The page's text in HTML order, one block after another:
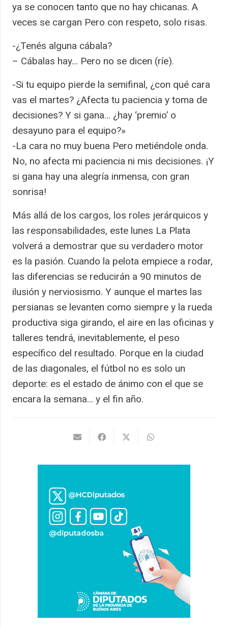
ya se conocen tanto que no hay chicanas. A
veces se cargan Pero con respeto, solo risas.
-¿Tenés alguna cábala?
– Cábalas hay… Pero no se dicen (ríe).
-Si tu equipo pierde la semifinal, ¿con qué cara
vas el martes? ¿Afecta tu paciencia y toma de
decisiones? Y si gana… ¿hay ‘premio’ o
desayuno para el equipo?»
-La cara no muy buena Pero metiéndole onda.
No, no afecta mi paciencia ni mis decisiones. ¡Y
si gana hay una alegría inmensa, con gran
sonrisa!
Más allá de los cargos, los roles jerárquicos y
las responsabilidades, este lunes La Plata
volverá a demostrar que su verdadero motor
es la pasión. Cuando la pelota empiece a rodar,
las diferencias se reducirán a 90 minutos de
ilusión y nerviosismo. Y aunque el martes las
persianas se levanten como siempre y la rueda
productiva siga girando, el aire en las oficinas y
talleres tendrá, inevitablemente, el peso
específico del resultado. Porque en la ciudad
de las diagonales, el fútbol no es solo un
deporte: es el estado de ánimo con el que se
encara la semana… y el fin año.